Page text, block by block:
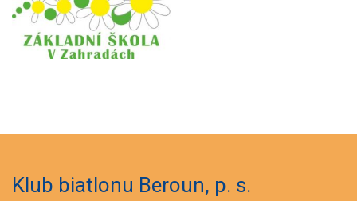
Klub biatlonu Beroun, p. s.